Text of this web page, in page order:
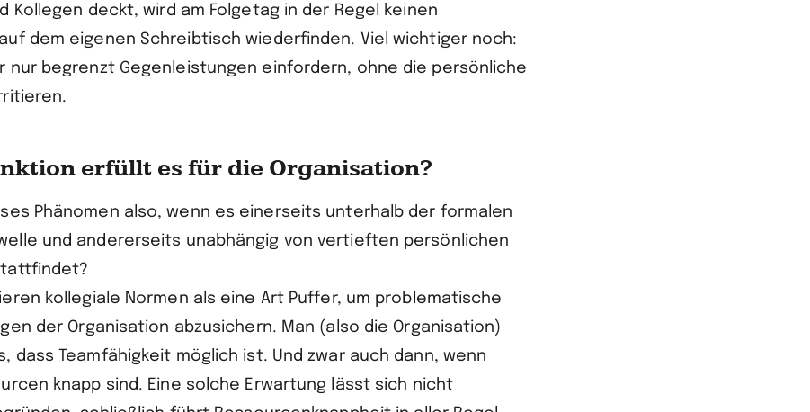
Kollegen deckt, wird am Folgetag in der Regel keinen
dem eigenen Schreibtisch wiederfinden. Viel wichtiger noch:
nur begrenzt Gegenleistungen einfordern, ohne die persönliche
erfüllt es für die Organisation?
Phänomen also, wenn es einerseits unterhalb der formalen
und andererseits unabhängig von vertieften persönlichen
kollegiale Normen als eine Art Puffer, um problematische
der Organisation abzusichern. Man (also die Organisation)
dass Teamfähigkeit möglich ist. Und zwar auch dann, wenn
knapp sind. Eine solche Erwartung lässt sich nicht